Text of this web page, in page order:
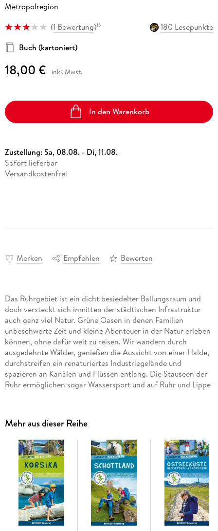
Metropolregion
(1 Bewertung)15
180 Lesepunkte
Buch (kartoniert)
18,00 € inkl. Mwst.
In den Warenkorb
Zustellung:Sa, 08.08. - Di, 11.08.
Sofort lieferbar
Versandkostenfrei
Merken Empfehlen Bewerten
Das Ruhrgebiet ist ein dicht besiedelter Ballungsraum und
doch versteckt sich inmitten der städtischen Infrastruktur
auch ganz viel Natur. Grüne Oasen in denen Familien
unbeschwerte Zeit und kleine Abenteuer in der Natur erleben
können, ohne dafür weit zu reisen. Wir wandern durch
ausgedehnte Wälder, genießen die Aussicht von einer Halde,
durchstreifen ein renaturiertes Industriegelände und
spazieren an Kanälen und Flüssen entlang. Die Stauseen der
Ruhr ermöglichen sogar Wassersport und auf Ruhr und Lippe
Rhein und Ruhr, besuchen eine begehbare Achterbahn,
erklettern alte Industriehalden und erforschen idyllische
Bachläufe. An der Grenze zum Münsterland gibt es eine
Heidelandschaft und echte Dünen zu entdecken und im
Südosten wird es bergig. - Kinder-Infos zu Natur und Umwelt-
Spielideen am Bach und im Wald- Badeplätze,
familiengerechte Ausflugsziele, Museen und Parks
Mehr aus dieser Reihe